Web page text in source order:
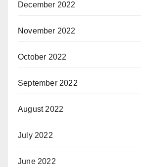
December 2022
November 2022
October 2022
September 2022
August 2022
July 2022
June 2022